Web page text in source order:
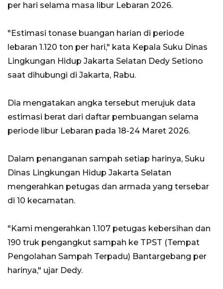
per hari selama masa libur Lebaran 2026.
"Estimasi tonase buangan harian di periode
lebaran 1.120 ton per hari," kata Kepala Suku Dinas
Lingkungan Hidup Jakarta Selatan Dedy Setiono
saat dihubungi di Jakarta, Rabu.
Dia mengatakan angka tersebut merujuk data
estimasi berat dari daftar pembuangan selama
periode libur Lebaran pada 18-24 Maret 2026.
Dalam penanganan sampah setiap harinya, Suku
Dinas Lingkungan Hidup Jakarta Selatan
mengerahkan petugas dan armada yang tersebar
di 10 kecamatan.
"Kami mengerahkan 1.107 petugas kebersihan dan
190 truk pengangkut sampah ke TPST (Tempat
Pengolahan Sampah Terpadu) Bantargebang per
harinya," ujar Dedy.